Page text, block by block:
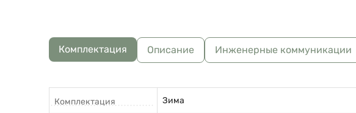
Комплектация Описание Инженерные коммуникации
Комплектация Зима